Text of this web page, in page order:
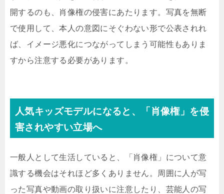
開するのも、肖像権の侵害にあたります。写真を無断
で使用して、本人の意図にそぐわない形で公表されれ
ば、イメージ悪化につながってしまう可能性もありま
すから注意する必要があります。
人気キッズモデルになると、「肖像権」を侵
害されやすい立場へ
一般人として生活していると、「肖像権」について意
識する機会はそれほど多くありません。周囲に人が写
った写真や動画の取り扱いに注意したり、芸能人の写